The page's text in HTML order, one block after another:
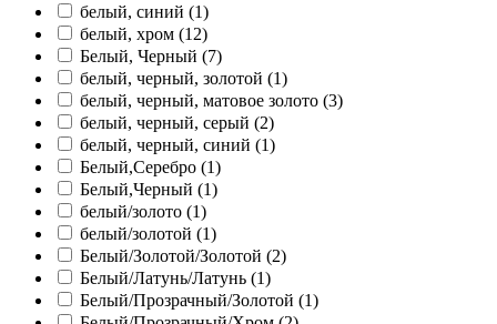
белый, синий (1)
белый, хром (12)
Белый, Черный (7)
белый, черный, золотой (1)
белый, черный, матовое золото (3)
белый, черный, серый (2)
белый, черный, синий (1)
Белый,Серебро (1)
Белый,Черный (1)
белый/золото (1)
белый/золотой (1)
Белый/Золотой/Золотой (2)
Белый/Латунь/Латунь (1)
Белый/Прозрачный/Золотой (1)